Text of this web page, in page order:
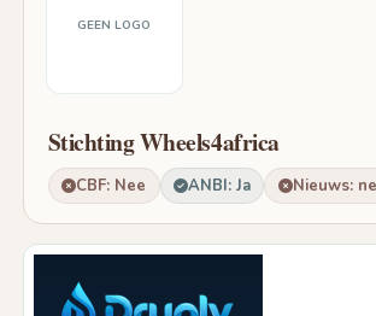
GEEN LOGO
Stichting Wheels4africa
CBF: Nee ANBI: Ja Nieuws: